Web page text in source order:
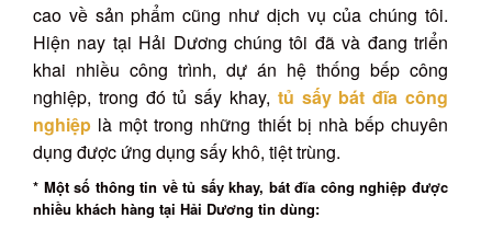
cao về sản phẩm cũng như dịch vụ của chúng tôi.
Hiện nay tại Hải Dương chúng tôi đã và đang triển
khai nhiều công trình, dự án hệ thống bếp công
nghiệp, trong đó tủ sấy khay, tủ sấy bát đĩa công
nghiệp là một trong những thiết bị nhà bếp chuyên
dụng được ứng dụng sấy khô, tiệt trùng.
* Một số thông tin về tủ sấy khay, bát đĩa công nghiệp được
nhiều khách hàng tại Hải Dương tin dùng: